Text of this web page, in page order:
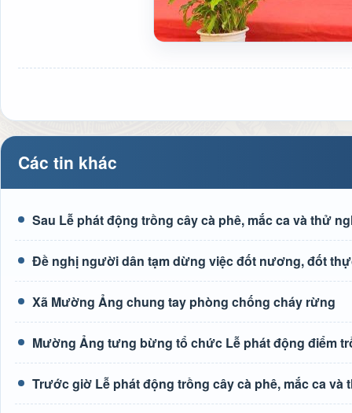
Các tin khác
Sau Lễ phát động trồng cây cà phê, mắc ca và thử
Đề nghị người dân tạm dừng việc đốt nương, đốt
Xã Mường Ảng chung tay phòng chống cháy rừng
Mường Ảng tưng bừng tổ chức Lễ phát động điểm
Trước giờ Lễ phát động trồng cây cà phê, mắc ca